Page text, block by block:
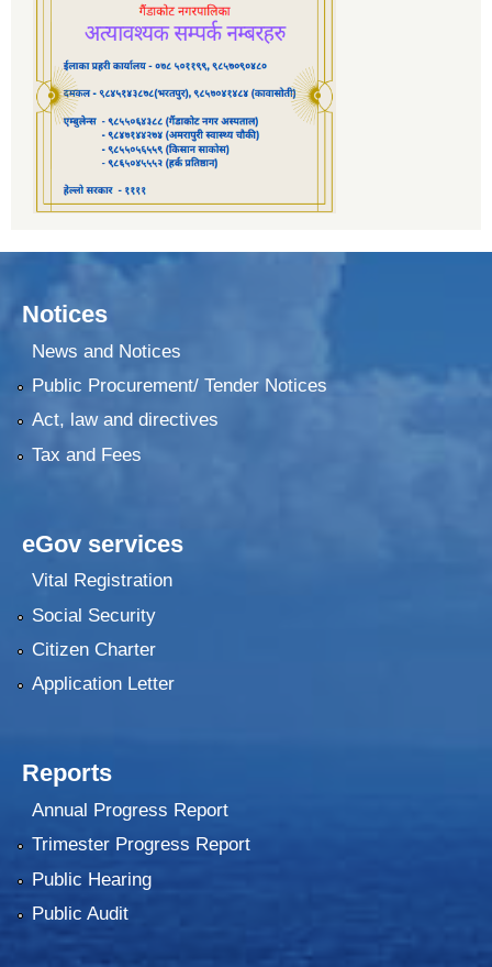
Notices
News and Notices
Public Procurement/ Tender Notices
Act, law and directives
Tax and Fees
eGov services
Vital Registration
Social Security
Citizen Charter
Application Letter
Reports
Annual Progress Report
Trimester Progress Report
Public Hearing
Public Audit